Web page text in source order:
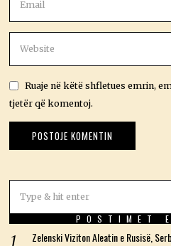
Ruaje në këtë shfletues emrin,
tjetër që komentoj.
POSTIMET
Zelenski Viziton Aleatin e Rusisë,